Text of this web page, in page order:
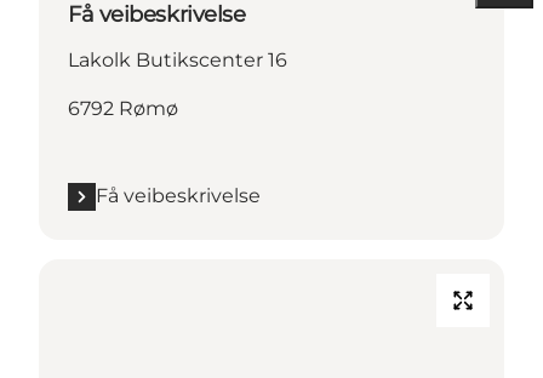
Få veibeskrivelse
Lakolk Butikscenter 16
6792 Rømø
Få veibeskrivelse